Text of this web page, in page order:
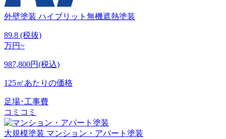
外壁塗装 ハイブリット無機遮熱塗装
89.8 (税抜)
万円~
987,800円(税込)
125㎡あたりの価格
足場･工事費
コミコミ
大規模塗装 マンション・アパート塗装